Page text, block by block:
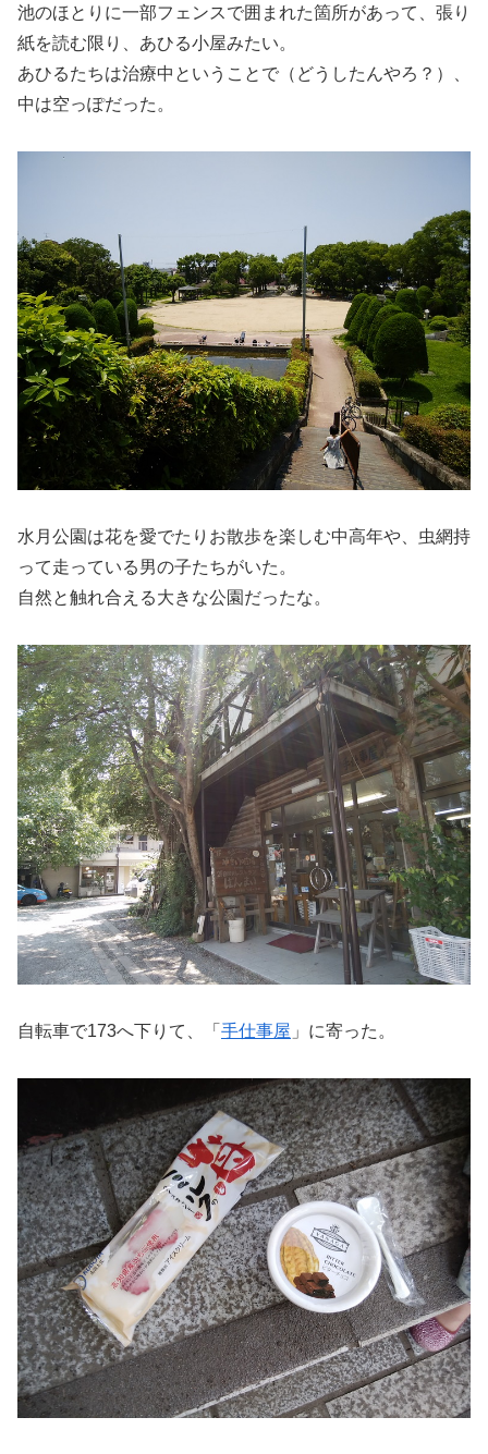
池のほとりに一部フェンスで囲まれた箇所があって、張り
紙を読む限り、あひる小屋みたい。
あひるたちは治療中ということで（どうしたんやろ？）、
中は空っぽだった。
水月公園は花を愛でたりお散歩を楽しむ中高年や、虫網持
って走っている男の子たちがいた。
自然と触れ合える大きな公園だったな。
自転車で173へ下りて、「 手仕事屋 」に寄った。